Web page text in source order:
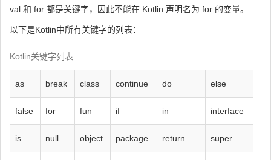
val 和 for 都是关键字，因此不能在 Kotlin 声明名为 for 的变量。
以下是Kotlin中所有关键字的列表：
Kotlin关键字列表
as break class continue do else
false for fun if in interface
is null object package return super